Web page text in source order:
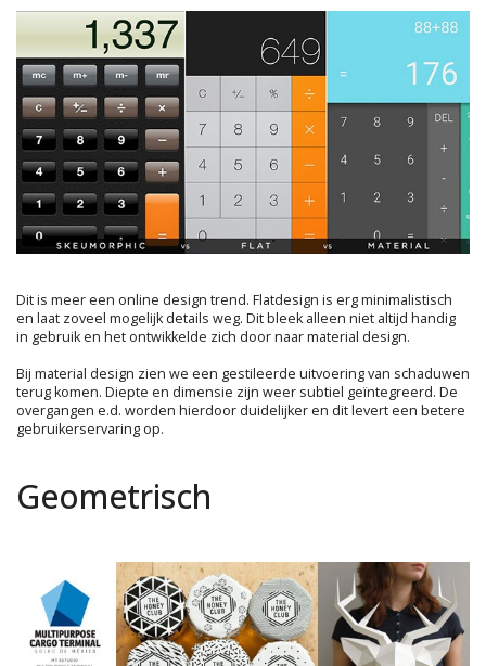
Dit is meer een online design trend. Flatdesign is erg minimalistisch
en laat zoveel mogelijk details weg. Dit bleek alleen niet altijd handig
in gebruik en het ontwikkelde zich door naar material design.
Bij material design zien we een gestileerde uitvoering van schaduwen
terug komen. Diepte en dimensie zijn weer subtiel geïntegreerd. De
overgangen e.d. worden hierdoor duidelijker en dit levert een betere
gebruikerservaring op.
Geometrisch